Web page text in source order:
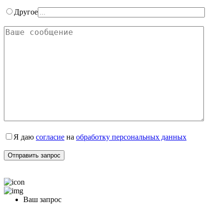
Другое
Я даю согласие на обработку персональных данных
Ваш запрос